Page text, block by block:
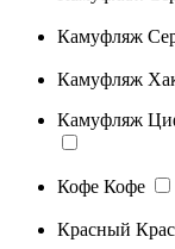
Камуфляж
Камуфляж
Камуфляж
Кофе Кофе
Красный